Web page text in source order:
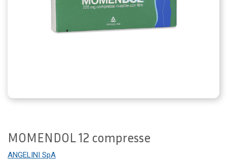
MOMENDOL 12 compresse
ANGELINI SpA